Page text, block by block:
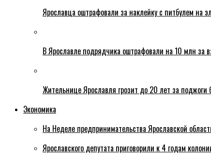
Ярославца оштрафовали за наклейку с питбулем на
В Ярославле подрядчика оштрафовали на 10 млн за
Жительнице Ярославля грозит до 20 лет за поджоги
Экономика
На Неделе предпринимательства Ярославской
Ярославского депутата приговорили к 4 годам